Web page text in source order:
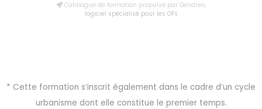
Catalogue de formation propulsé par Dendreo,
logiciel spécialisé pour les OFs
* Cette formation s’inscrit également dans le cadre d’un cycle
urbanisme dont elle constitue le premier temps.